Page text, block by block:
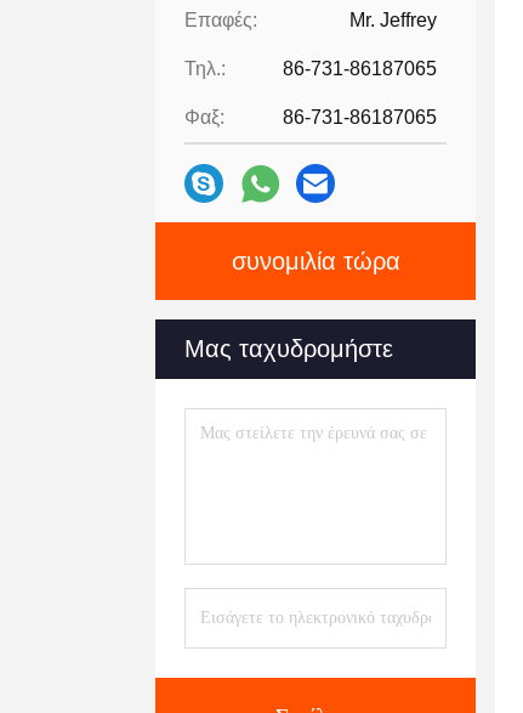
Επαφές: Mr. Jeffrey
Τηλ.: 86-731-86187065
Φαξ: 86-731-86187065
συνομιλία τώρα
Μας ταχυδρομήστε